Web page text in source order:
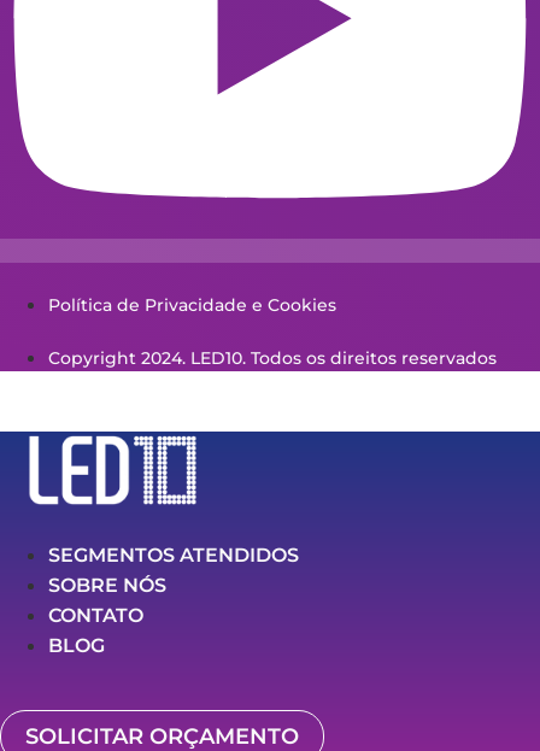
Política de Privacidade e Cookies
Copyright 2024. LED10. Todos os direitos reservados
SEGMENTOS ATENDIDOS
SOBRE NÓS
CONTATO
BLOG
SOLICITAR ORÇAMENTO